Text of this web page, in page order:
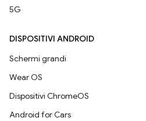
5G
DISPOSITIVI ANDROID
Schermi grandi
Wear OS
Dispositivi ChromeOS
Android for Cars